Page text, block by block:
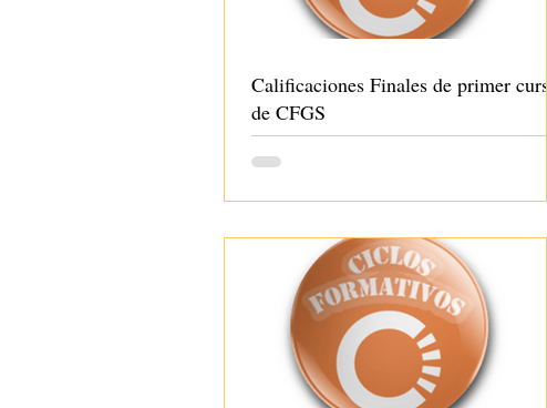
Calificaciones Finales de primer curso
de CFGS